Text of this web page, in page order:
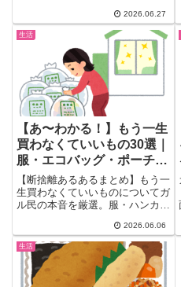
力が依然存在。大人ガル民が語る
Androidを使い続ける理由と、
Google Pixel・Galaxy・Xperiaの
愛用コメントも一気にまとめまし
2026.06.27
生活
【あ〜わかる！】もう一生
買わなくていいもの30選｜
服・エコバッグ・ポーチ…
断捨離リスト
【断捨離あるあるまとめ】もう一
生買わなくていいものについてガ
ル民の本音を厳選。服・ハンカ
コスメ…気づいたら大量に溜まっ
てた物あるある30選。捨てられ
ない理由も含めた本音リストをど
うぞ。アラフォー主婦・30代40
代なら必ず共感！
2026.06.06
生活